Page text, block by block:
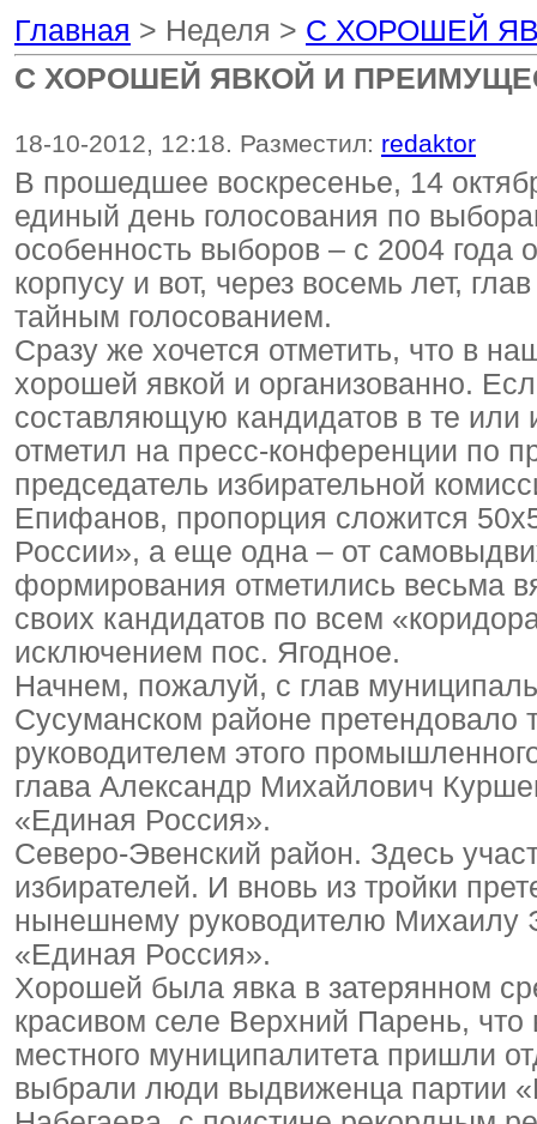
Главная > Неделя > С ХОРОШЕЙ
С ХОРОШЕЙ ЯВКОЙ И
18-10-2012, 12:18. Разместил: redaktor
В прошедшее воскресенье, 14
единый день голосования по
особенность выборов – с 2004 года
корпусу и вот, через восемь лет,
тайным голосованием.
Сразу же хочется отметить, что в
хорошей явкой и организованно.
составляющую кандидатов в те или
отметил на пресс-конференции по
председатель избирательной
Епифанов, пропорция сложится
России», а еще одна – от
формирования отметились весьма
своих кандидатов по всем
исключением пос. Ягодное.
Начнем, пожалуй, с глав
Сусуманском районе
руководителем этого
глава Александр Михайлович
«Единая Россия».
Северо-Эвенский район. Здесь
избирателей. И вновь из тройки
нынешнему руководителю Михаилу
«Единая Россия».
Хорошей была явка в затерянном
красивом селе Верхний Парень,
местного муниципалитета пришли
выбрали люди выдвиженца партии